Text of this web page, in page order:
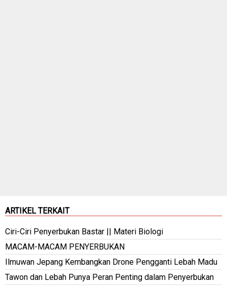
ARTIKEL TERKAIT
Ciri-Ciri Penyerbukan Bastar || Materi Biologi
MACAM-MACAM PENYERBUKAN
Ilmuwan Jepang Kembangkan Drone Pengganti Lebah Madu
Tawon dan Lebah Punya Peran Penting dalam Penyerbukan